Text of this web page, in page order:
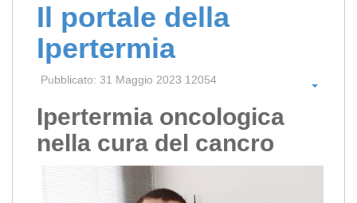
Il portale della
Ipertermia
Pubblicato: 31 Maggio 2023 12054
Ipertermia oncologica
nella cura del cancro